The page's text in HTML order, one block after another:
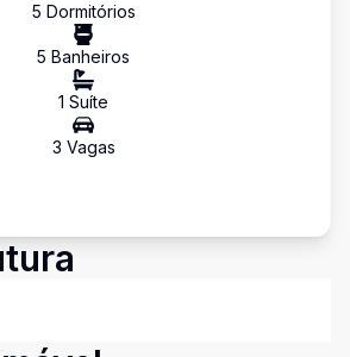
5 Dormitórios
5 Banheiros
1 Suíte
3 Vagas